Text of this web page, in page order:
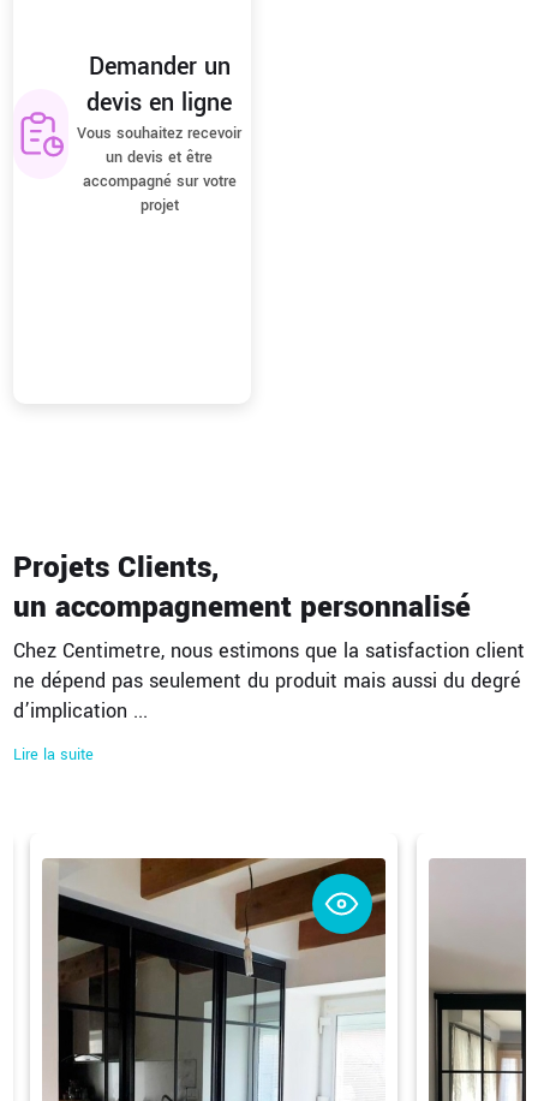
Demander un
devis en ligne
Vous souhaitez recevoir
un devis et être
accompagné sur votre
projet
Projets Clients,
un accompagnement personnalisé
Chez Centimetre, nous estimons que la satisfaction client
ne dépend pas seulement du produit mais aussi du degré
d’implication ...
Lire la suite